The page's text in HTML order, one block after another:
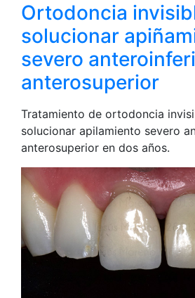
Ortodoncia
solucionar
severo
anterosuperior
Tratamiento de ortodoncia
solucionar apilamiento severo
anterosuperior en dos años.